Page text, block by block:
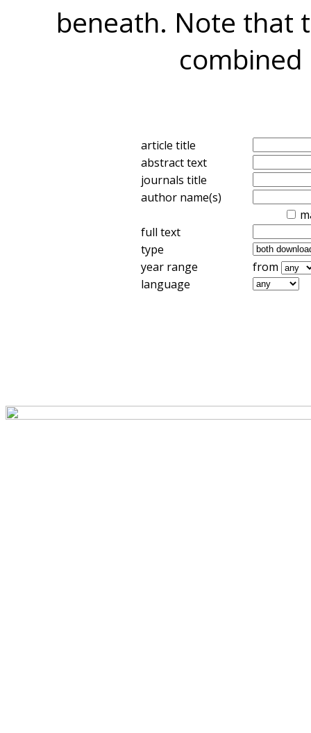
beneath. Note that
combined
article title
abstract text
journals title
author name(s)
full text
type
year range
from
language